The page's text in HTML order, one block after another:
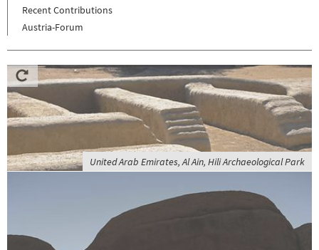
Recent Contributions
Austria-Forum
United Arab Emirates, Al Ain, Hili Archaeological Park